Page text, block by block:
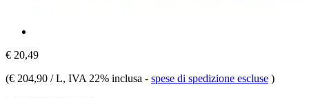
€ 20,49
(€ 204,90 / L, IVA 22% inclusa - spese di spedizione escluse )